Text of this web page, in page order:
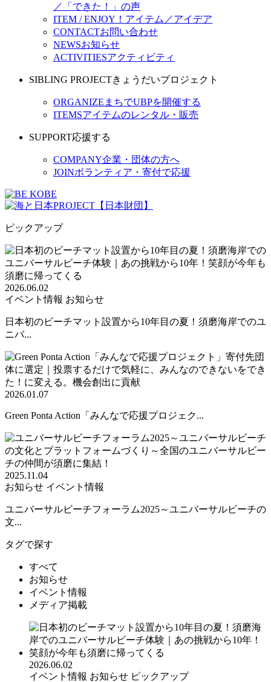
／「できた！」の声
ITEM / ENJOY！ アイテム／アイデア
CONTACTお問い合わせ
NEWSお知らせ
ACTIVITIESアクティビティ
SIBLING PROJECTきょうだいプロジェクト
ORGANIZE まちでUBPを開催する
ITEMSアイテムのレンタル・販売
SUPPORT応援する
COMPANY企業・団体の方へ
JOINボランティア・寄付で応援
ピックアップ
2026.06.02
イベント情報 お知らせ
日本初のビーチマット設置から10年目の夏！須磨海岸でのユ
ニバ...
2026.01.07
Green Ponta Action「みんなで応援プロジェク...
2025.11.04
お知らせ イベント情報
ユニバーサルビーチフォーラム2025～ユニバーサルビーチの
文...
タグで探す
すべて
お知らせ
イベント情報
メディア掲載
2026.06.02
イベント情報 お知らせ ピックアップ